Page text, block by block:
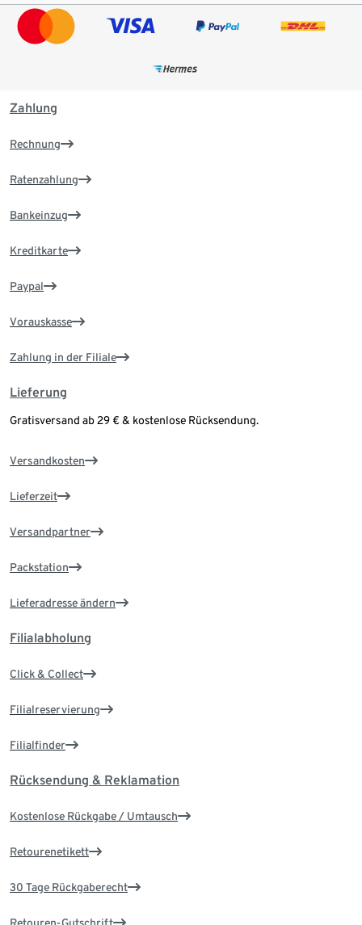
Zahlung
Rechnung
Ratenzahlung
Bankeinzug
Kreditkarte
Paypal
Vorauskasse
Zahlung in der Filiale
Lieferung
Gratisversand ab 29 € & kostenlose Rücksendung.
Versandkosten
Lieferzeit
Versandpartner
Packstation
Lieferadresse ändern
Filialabholung
Click & Collect
Filialreservierung
Filialfinder
Rücksendung & Reklamation
Kostenlose Rückgabe / Umtausch
Retourenetikett
30 Tage Rückgaberecht